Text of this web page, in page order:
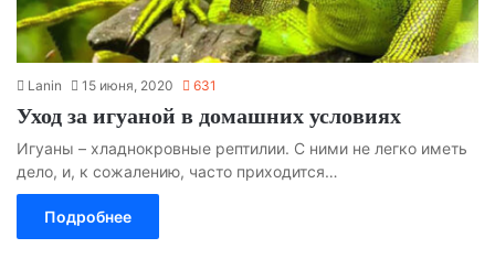
Lanin 15 июня, 2020 631
Уход за игуаной в домашних условиях
Игуаны – хладнокровные рептилии. С ними не легко иметь
дело, и, к сожалению, часто приходится…
Подробнее